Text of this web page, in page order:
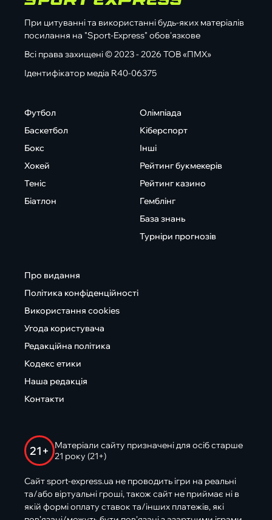
При цитуванні та використанні будь-яких матеріалів
посилання на "Sport-Express" обов'язкове
Всі права захищені © 2023 - 2026 ТОВ «ПМХ»
Ідентифікатор медіа R40-06375
Футбол
Баскетбол
Бокс
Хокей
Теніс
Біатлон
Олімпіада
Кіберспорт
Інші
Рейтинг букмекерів
Рейтинг казино
Гемблінг
База знань
Турніри прогнозів
Про видання
Політика конфіденційності
Використання cookies
Угода користувача
Редакційна політика
Кодекс етики
Наша редакція
Контакти
21+
Матеріали сайту призначені для осіб старше
21 року (21+)
Сайт sport-express.ua не проводить ігри на реальні
та/або віртуальні гроші, також сайт не приймає ні в
якій формі оплату ставок та/інших платежів, які